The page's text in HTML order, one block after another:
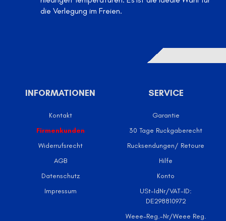
die Verlegung im Freien.
INFORMATIONEN
Kontakt
Firmenkunden
Widerrufsrecht
AGB
Datenschutz
Impressum
SERVICE
Garantie
30 Tage Ruckgaberecht
Rucksendungen/ Retoure
Hilfe
Konto
USt-IdNr/VAT-ID:
DE298810972
Weee-Reg.-Nr/Weee Reg.